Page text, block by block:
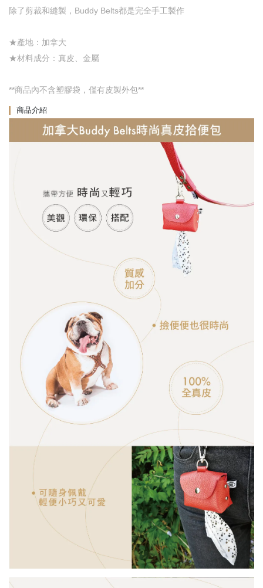
除了剪裁和縫製，Buddy Belts都是完全手工製作
★產地：加拿大
★材料成分：真皮、金屬
**商品內不含塑膠袋，僅有皮製外包**
商品介紹